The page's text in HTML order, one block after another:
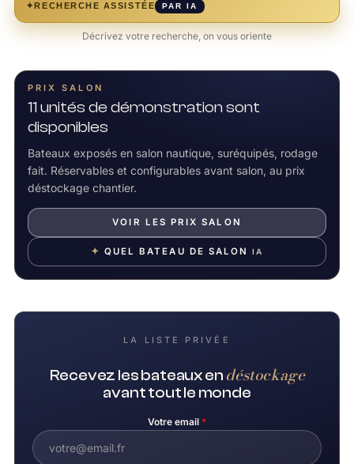
✦ RECHERCHE ASSISTÉE PAR IA
Décrivez votre recherche, on vous oriente
PRIX SALON
11 unités de démonstration sont
disponibles
Bateaux exposés en salon nautique, suréquipés, rodage
fait. Réservables et configurables avant salon, au prix
déstockage chantier.
VOIR LES PRIX SALON
✦ QUEL BATEAU DE SALONIA
LA LISTE PRIVÉE
Recevez les bateaux en déstockage
avant tout le monde
Votre email *